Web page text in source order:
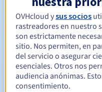
Período de renovación
Período de redención
OVHcloud ysus socios
rastreadores en nuestro
son estrictamente
sitio. Nos permiten, en
del servicio o asegurar
esenciales. Otros nos
audiencia anónimas.
consentimiento.